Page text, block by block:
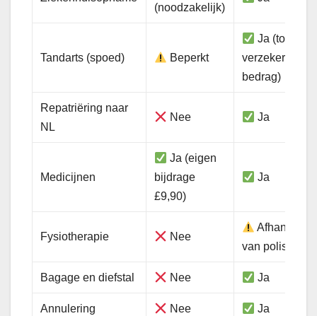
(noodzakelijk)
Tandarts (spoed) Beperkt
Ja (tot
verzekerd
bedrag)
Repatriëring naar
NL
Nee Ja
Medicijnen
Ja (eigen
bijdrage
£9,90)
Ja
Fysiotherapie Nee
Afhankelijk
van polis
Bagage en diefstal Nee Ja
Annulering Nee Ja